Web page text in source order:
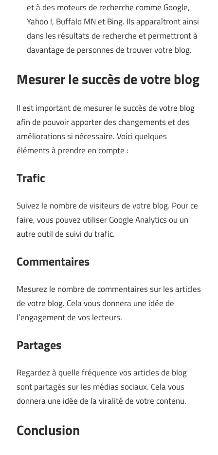
et à des moteurs de recherche comme Google,
Yahoo !, Buffalo MNet Bing. Ils apparaîtront ainsi
dans les résultats de recherche et permettront à
davantage de personnes de trouver votre blog.
Mesurer le succès de votre blog
Il est important de mesurer le succès de votre blog
afin de pouvoir apporter des changements et des
améliorations si nécessaire. Voici quelques
éléments à prendre en compte :
Trafic
Suivez le nombre de visiteurs de votre blog. Pour ce
faire, vous pouvez utiliser Google Analytics ou un
autre outil de suivi du trafic.
Commentaires
Mesurez le nombre de commentaires sur les articles
de votre blog. Cela vous donnera une idée de
l’engagement de vos lecteurs.
Partages
Regardez à quelle fréquence vos articles de blog
sont partagés sur les médias sociaux. Cela vous
donnera une idée de la viralité de votre contenu.
Conclusion